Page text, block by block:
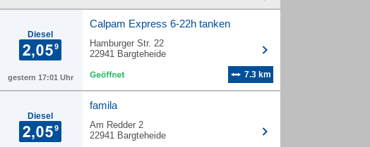
Diesel
gestern 17:01 Uhr
Calpam Express 6-22h tanken
Hamburger Str. 22
22941 Bargteheide
7.3 km
Diesel
famila
Am Redder 2
22941 Bargteheide